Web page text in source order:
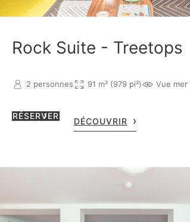
Rock Suite - Treetops
2 personnes 91 m² (979 pi²) Vue mer
RÉSERVER
DÉCOUVRIR